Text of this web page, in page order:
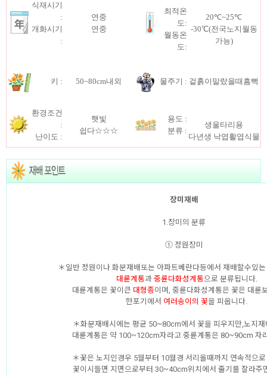
식재시기
:
개화시기
:
연중
연중
최적온
도:
월동온
도:
20℃~25℃
-30℃(전국노지월동
가능)
키 : 50~80cm내외 물주기 : 겉흙이말랐을때흠뻑
환경조건
:
난이도 :
햇빛
쉽다☆☆☆
용도 :
분류 :
생울타리용
다년생 낙엽활엽식물
장미재배
1.장미의 분류
① 정원장미
＊일반 정원이나 화분재배또는 아파트베란다등에서 재배할수있는
대륜계통과중륜다화성계통으로 분류됩니다.
대륜계통은 꽃이큰 대형종이며, 중륜다화성계통은 꽃은 대륜
한포기에서 여러송이의 꽃을 피웁니다.
＊화분재배시에는 평균 50~80cm에서 꽃을 피우지만,노지
대륜계통은 약 100~120cm자라고 중륜계통은 80~90cm 자
＊꽃은 노지인경우 5월부터 10월경 서리올때까지 연속적으
꽃이시들면 지면으로부터 30~40cm위치에서 줄기를 잘라주